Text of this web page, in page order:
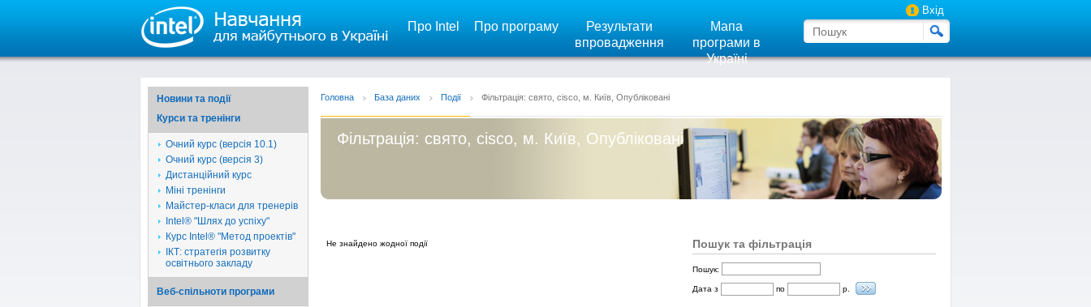
Вхід
Про Intel Про програму
Результати
впровадження
Мапа
програми в
Україні
Новини та події
Курси та тренінги
Очний курс (версія 10.1)
Очний курс (версія 3)
Дистанційний курс
Міні тренінги
Майстер-класи для тренерів
Intel® "Шлях до успіху"
Курс Intel® "Метод проектів"
ІКТ: стратегія розвитку
освітнього закладу
Веб-спільноти програми
Головна База даних Події Фільтрація: свято, cisco, м. Київ, Опубліковані
Фільтрація: свято, cisco, м. Київ, Опубліковані
Не знайдено жодної події Пошук та фільтрація
Пошук:
Дата з по р.